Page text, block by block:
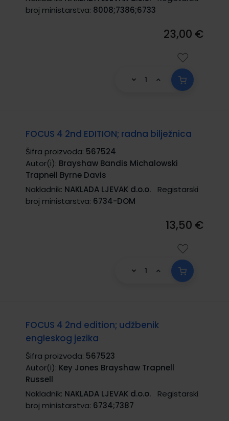
broj ministarstva: 8008;7386;6733
23,00 €
FOCUS 4 2nd EDITION; radna bilježnica
Šifra proizvoda: 567524
Autor(i): Brayshaw Bandis Michalowski
Trapnell Byrne Davis
Nakladnik: NAKLADA LJEVAK d.o.o.
Registarski
broj ministarstva: 6734-DOM
13,50 €
FOCUS 4 2nd edition; udžbenik
engleskog jezika
Šifra proizvoda: 567523
Autor(i): Key Jones Brayshaw Trapnell
Russell
Nakladnik: NAKLADA LJEVAK d.o.o.
Registarski
broj ministarstva: 6734;7387